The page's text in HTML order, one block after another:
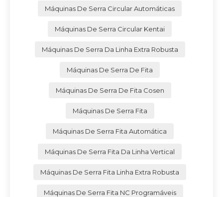
Máquinas De Serra Circular Automáticas
Máquinas De Serra Circular Kentai
Máquinas De Serra Da Linha Extra Robusta
Máquinas De Serra De Fita
Máquinas De Serra De Fita Cosen
Máquinas De Serra Fita
Máquinas De Serra Fita Automática
Máquinas De Serra Fita Da Linha Vertical
Máquinas De Serra Fita Linha Extra Robusta
Máquinas De Serra Fita NC Programáveis